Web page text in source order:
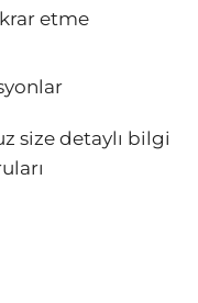
etme
size detaylı bilgi